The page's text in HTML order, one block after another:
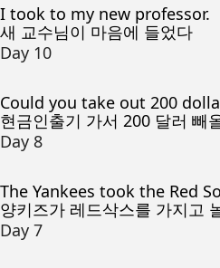
I took to my new professor.
새 교수님이 마음에 들었다
Day 10
Could you take out 200
현금인출기 가서 200 달러 빼
Day 8
The Yankees took the Red
양키즈가 레드삭스를 가지고
Day 7